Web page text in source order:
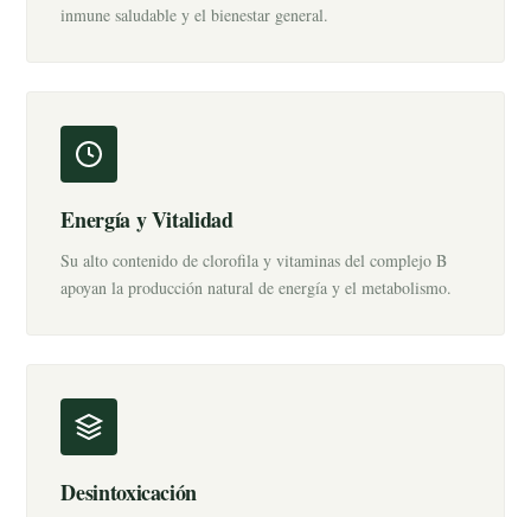
inmune saludable y el bienestar general.
Energía y Vitalidad
Su alto contenido de clorofila y vitaminas del complejo B
apoyan la producción natural de energía y el metabolismo.
Desintoxicación